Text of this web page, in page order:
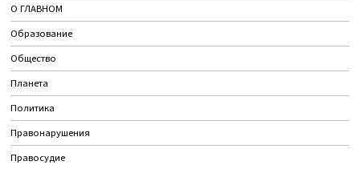
О ГЛАВНОМ
Образование
Общество
Планета
Политика
Правонарушения
Правосудие